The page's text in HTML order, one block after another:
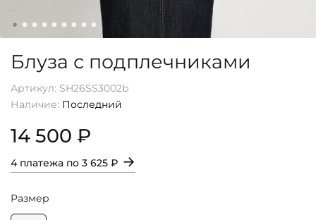
Блуза с подплечниками
Артикул: SH26SS3002b
Наличие: Последний
14 500 ₽
4 платежа по 3 625 ₽ →
Размер